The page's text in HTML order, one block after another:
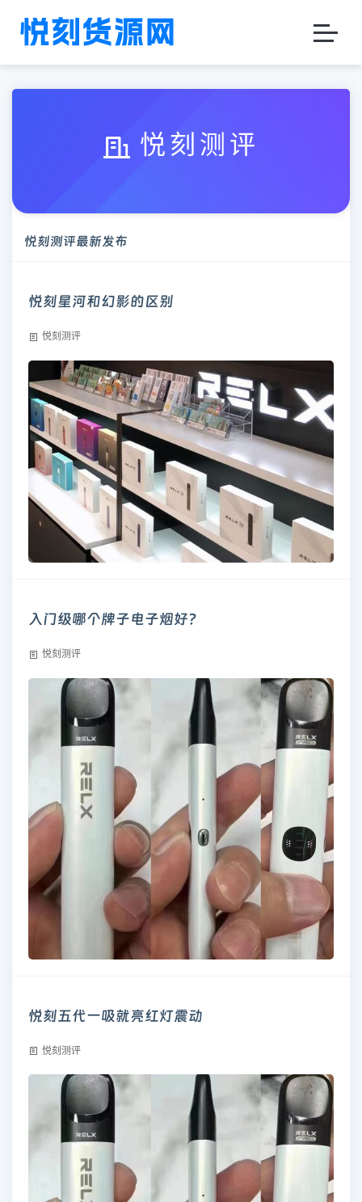
悦刻测评
悦刻测评最新发布
悦刻星河和幻影的区别
悦刻测评
入门级哪个牌子电子烟好?
悦刻测评
悦刻五代一吸就亮红灯震动
悦刻测评